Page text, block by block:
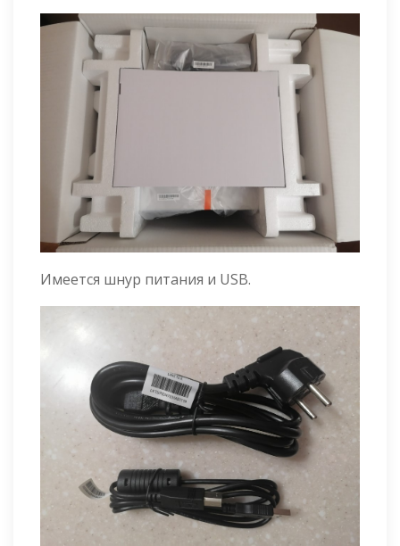
Имеется шнур питания и USB.